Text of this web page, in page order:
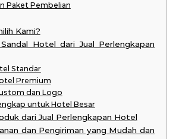
Paket Pembelian
Kami?
Hotel dari Jual Perlengkapan
Standar
Premium
dan Logo
untuk Hotel Besar
dari Jual Perlengkapan Hotel
dan Pengiriman yang Mudah dan